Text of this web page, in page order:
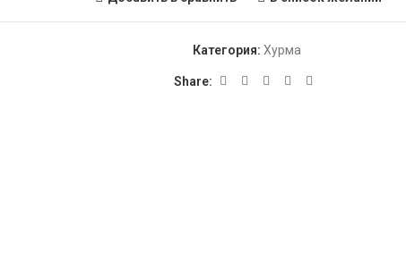
Категория: Хурма
Share: